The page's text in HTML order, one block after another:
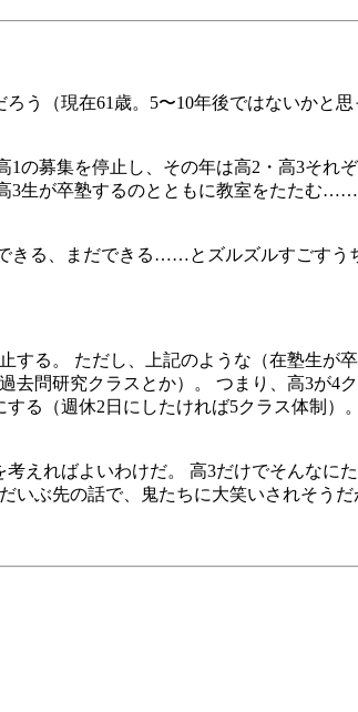
う（現在61歳。5〜10年後ではないかと
募集を停止し、その年は高2・高3それ
3生が卒塾するのとともに教室をたたむ
る、まだできる……とズルズルすごすう
る。 ただし、上記のような（在塾生が
問研究クラスとか）。 つまり、高3が4
る（週休2日にしたければ5クラス体制）
えればよいわけだ。 高3だけでそんなに
ぶ先の話で、鬼たちに大笑いされそうだ